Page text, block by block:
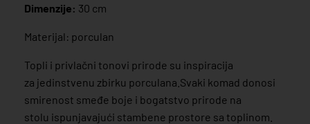
Dimenzije: 30 cm
Materijal: porculan
Topli i privlačni tonovi prirode su inspiracija
za jedinstvenu zbirku porculana.Svaki komad donosi
smirenost smeđe boje i bogatstvo prirode na
stolu ispunjavajući stambene prostore sa toplinom.